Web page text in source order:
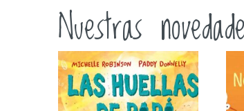
Nuestras